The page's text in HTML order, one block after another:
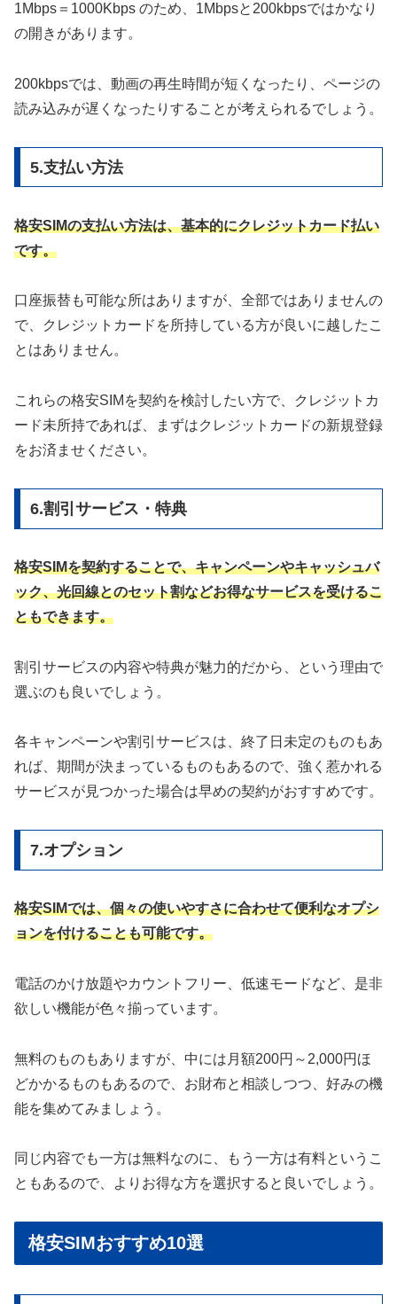
1Mbps＝1000Kbps のため、1Mbpsと200kbpsではかなり
の開きがあります。
200kbpsでは、動画の再生時間が短くなったり、ページの
読み込みが遅くなったりすることが考えられるでしょう。
5.支払い方法
格安SIMの支払い方法は、基本的にクレジットカード払い
です。
口座振替も可能な所はありますが、全部ではありませんの
で、クレジットカードを所持している方が良いに越したこ
とはありません。
これらの格安SIMを契約を検討したい方で、クレジットカ
ード未所持であれば、まずはクレジットカードの新規登録
をお済ませください。
6.割引サービス・特典
格安SIMを契約することで、キャンペーンやキャッシュバ
ック、光回線とのセット割などお得なサービスを受けるこ
ともできます。
割引サービスの内容や特典が魅力的だから、という理由で
選ぶのも良いでしょう。
各キャンペーンや割引サービスは、終了日未定のものもあ
れば、期間が決まっているものもあるので、強く惹かれる
サービスが見つかった場合は早めの契約がおすすめです。
7.オプション
格安SIMでは、個々の使いやすさに合わせて便利なオプシ
ョンを付けることも可能です。
電話のかけ放題やカウントフリー、低速モードなど、是非
欲しい機能が色々揃っています。
無料のものもありますが、中には月額200円～2,000円ほ
どかかるものもあるので、お財布と相談しつつ、好みの機
能を集めてみましょう。
同じ内容でも一方は無料なのに、もう一方は有料というこ
ともあるので、よりお得な方を選択すると良いでしょう。
格安SIMおすすめ10選